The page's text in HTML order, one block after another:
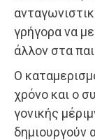
γρήγορα να
άλλον στα
Ο
χρόνο και ο
γονικής
δημιουργούν